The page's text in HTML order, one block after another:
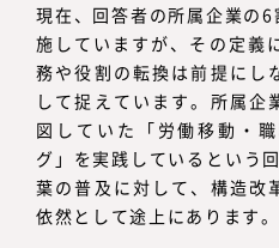
現在、回答者の所属企業の
施していますが、その定義
務や役割の転換は前提にし
して捉えています。所属企
図していた「労働移動・
グ」を実践しているという
葉の普及に対して、構造改
依然として途上にあります。